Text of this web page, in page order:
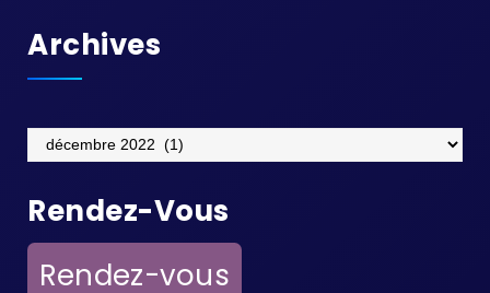
Archives
Archives
Rendez-Vous
Rendez-vous